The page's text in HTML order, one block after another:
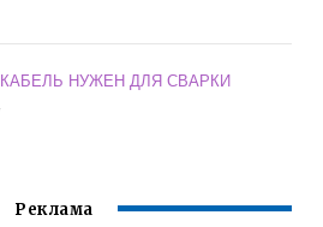
НУЖЕН ДЛЯ СВАРКИ
Реклама